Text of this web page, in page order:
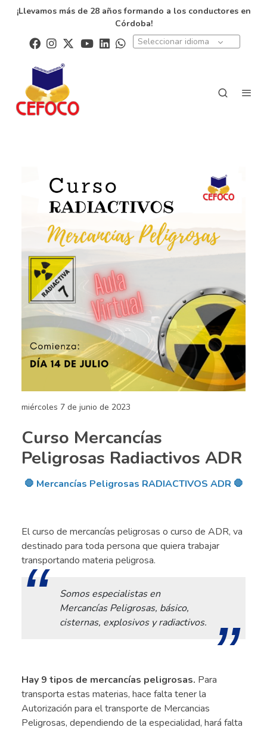
¡Llevamos más de 28 años formando a los conductores en
Córdoba!
Seleccionar idioma
miércoles 7 de junio de 2023
Curso Mercancías
Peligrosas Radiactivos ADR
🛑 Mercancías Peligrosas RADIACTIVOS ADR 🛑
El curso de mercancías peligrosas o curso de ADR, va
destinado para toda persona que quiera trabajar
transportando materia peligrosa.
Somos especialistas en
Mercancías Peligrosas, básico,
cisternas, explosivos y radiactivos.
Hay 9 tipos de mercancías peligrosas. Para
transporta estas materias, hace falta tener la
Autorización para el transporte de Mercancias
Peligrosas, dependiendo de la especialidad, hará falta